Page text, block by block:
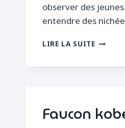
observer des
entendre des
LIRE LA SUITEFAUCON
Faucon